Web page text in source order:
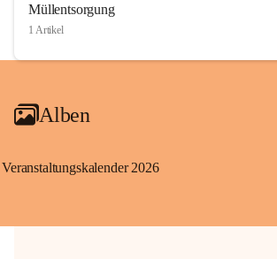
Müllentsorgung
1 Artikel
Alben
Veranstaltungskalender 2026